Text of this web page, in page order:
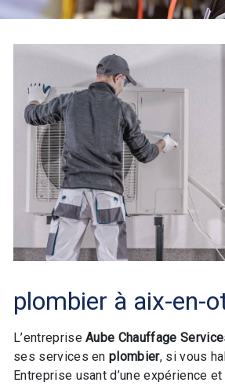
plombier à aix-en-
L’entrepriseAube Chauffage
ses services enplombier, si vous
Entreprise usant d’une expérience